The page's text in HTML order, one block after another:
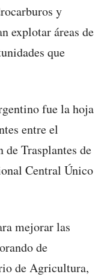
y
explotar áreas de
que
fue la hoja
entre el
Trasplantes de
Central Único
mejorar las
de
de Agricultura,